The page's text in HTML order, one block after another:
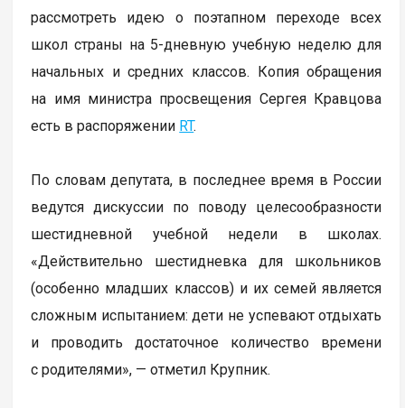
рассмотреть идею о поэтапном переходе всех
школ страны на 5-дневную учебную неделю для
начальных и средних классов. Копия обращения
на имя министра просвещения Сергея Кравцова
есть в распоряжении RT.
По словам депутата, в последнее время в России
ведутся дискуссии по поводу целесообразности
шестидневной учебной недели в школах.
«Действительно шестидневка для школьников
(особенно младших классов) и их семей является
сложным испытанием: дети не успевают отдыхать
и проводить достаточное количество времени
с родителями», — отметил Крупник.